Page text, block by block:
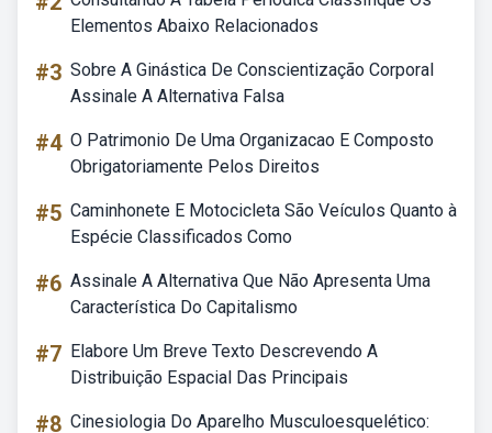
Elementos Abaixo Relacionados
#3 Sobre A Ginástica De Conscientização Corporal
Assinale A Alternativa Falsa
#4 O Patrimonio De Uma Organizacao E Composto
Obrigatoriamente Pelos Direitos
#5 Caminhonete E Motocicleta São Veículos Quanto à
Espécie Classificados Como
#6 Assinale A Alternativa Que Não Apresenta Uma
Característica Do Capitalismo
#7 Elabore Um Breve Texto Descrevendo A
Distribuição Espacial Das Principais
#8 Cinesiologia Do Aparelho Musculoesquelético: